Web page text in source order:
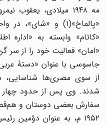
مه ۱۹۴۸ میلادی، یعقوب
«پالماخ»(۱) و «شای»،
«کاتام» وابسته به «اداره
«امان» فعالیت خود را از سر
جاسوسی با عنوان «دستۀ
از سوی مصری‌ها شناسایی،
شدند. وی پس از حدود چهار
سفارش بعضی دوستان و
۱۹۵۲ م، به عنوان دوّمین